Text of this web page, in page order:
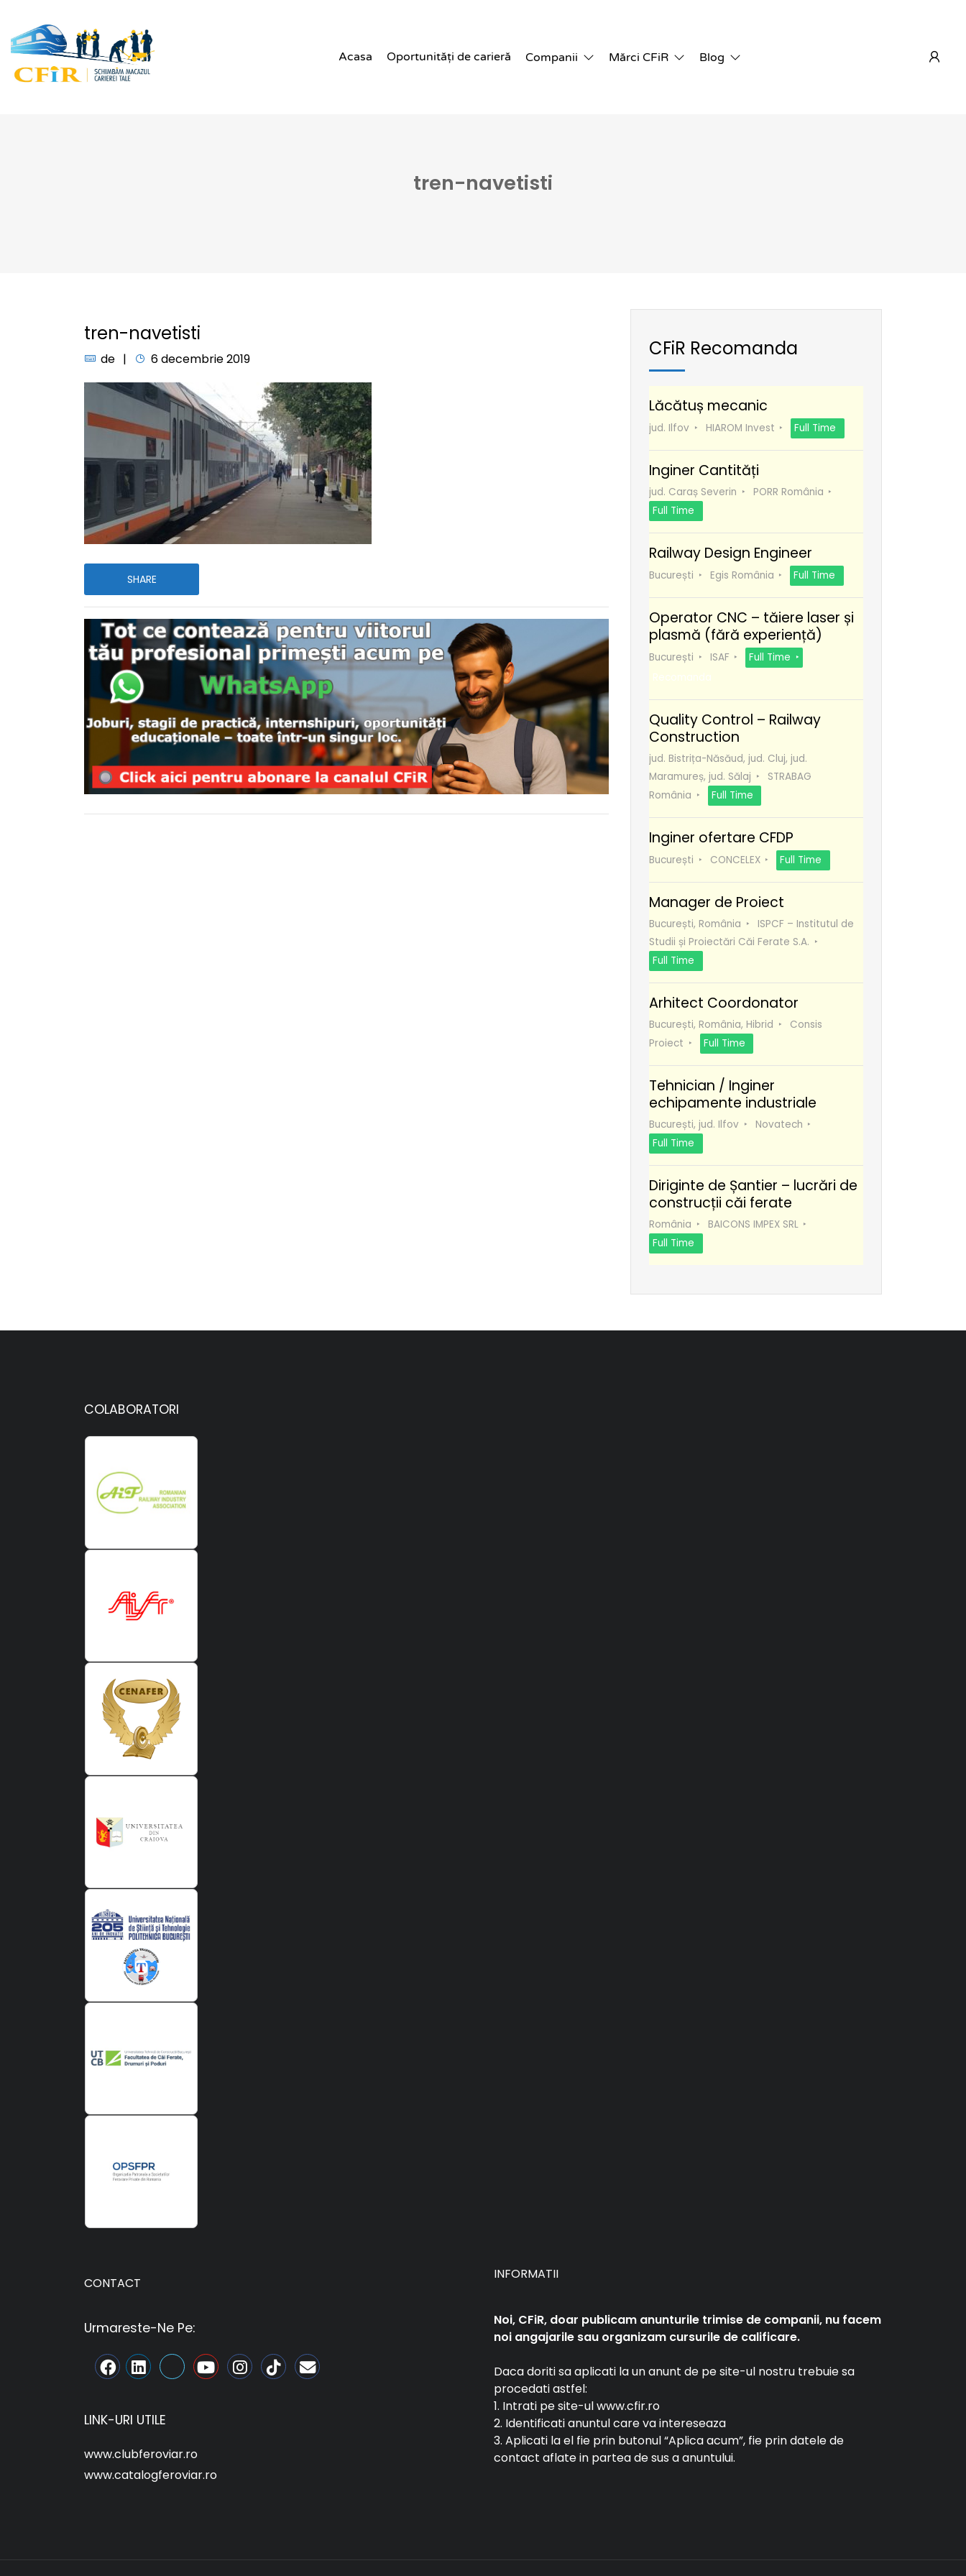
Acasa Oportunități de carieră Companii Mărci CFiR Blog
tren-navetisti
tren-navetisti
de 6 decembrie 2019
SHARE
CFiR Recomanda
Lăcătuș mecanic
jud. Ilfov HIAROM Invest Full Time
Inginer Cantități
jud. Caraș Severin
PORR România
Full Time
Railway Design Engineer
București Egis România Full Time
Operator CNC – tăiere laser și
plasmă (fără experiență)
București ISAF
Full Time
Recomanda
Quality Control – Railway
Construction
jud. Bistrița-Năsăud, jud. Cluj, jud.
Maramureș, jud. Sălaj
STRABAG
România
Full Time
Inginer ofertare CFDP
București CONCELEX Full Time
Manager de Proiect
București, România
ISPCF – Institutul de
Studii și Proiectări Căi Ferate S.A.
Full Time
Arhitect Coordonator
București, România, Hibrid
Consis
Proiect
Full Time
Tehnician / Inginer
echipamente industriale
București, jud. Ilfov
Novatech
Full Time
Diriginte de Șantier – lucrări de
construcții căi ferate
România
BAICONS IMPEX SRL
Full Time
COLABORATORI
CONTACT
Urmareste-Ne Pe:
LINK-URI UTILE
www.clubferoviar.ro
www.catalogferoviar.ro
INFORMATII
Noi, CFiR, doar publicam anunturile trimise de companii, nu facem
noi angajarile sau organizam cursurile de calificare.
Daca doriti sa aplicati la un anunt de pe site-ul nostru trebuie sa
procedati astfel:
1. Intrati pe site-ul www.cfir.ro
2. Identificati anuntul care va intereseaza
3. Aplicati la el fie prin butonul “Aplica acum”, fie prin datele de
contact aflate in partea de sus a anuntului.